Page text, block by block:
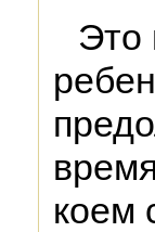
Это
коем